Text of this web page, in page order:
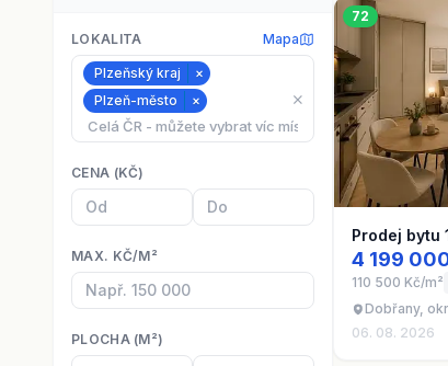
LOKALITA Mapa
Plzeňský kraj
×
Plzeň-město
× ⨯
CENA (KČ)
MAX. KČ/M²
PLOCHA (M²)
72
Prodej bytu
4 199
110 500 Kč/m²
Dobřany,
06. 08. 2026